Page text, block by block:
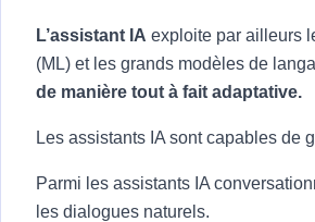
L’assistant IA exploite par ailleurs
(ML) et les grands modèles de
de manière tout à fait adaptative.
Les assistants IA sont capables de
Parmi les assistants IA
les dialogues naturels.